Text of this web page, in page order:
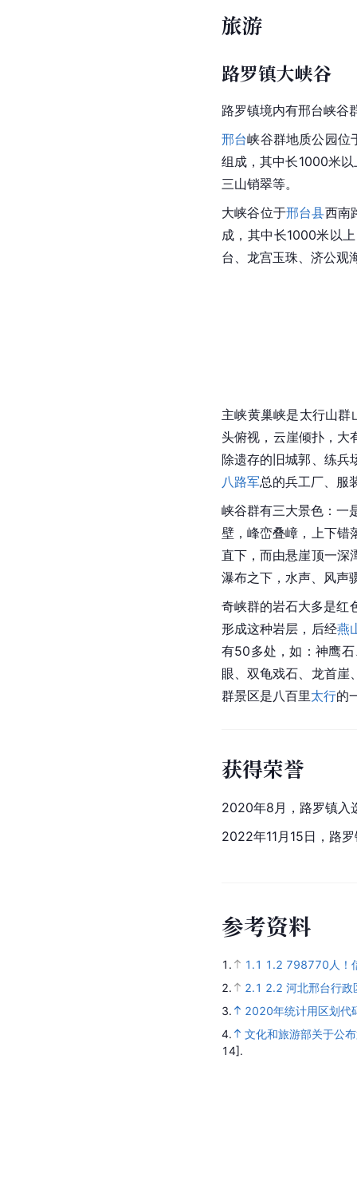
旅游
路罗镇大峡谷
路罗镇境内有邢台峡谷
邢台峡谷群地质公园位
组成，其中长1000米
三山销翠等。
大峡谷位于邢台县西南
成，其中长1000米以
台、龙宫玉珠、济公观
主峡黄巢峡是太行山群
头俯视，云崖倾扑，大
除遗存的旧城郭、练兵
八路军总的兵工厂 、服
峡谷群有三大景色：一
壁，峰峦叠嶂，上下错
直下，而由悬崖顶一深
瀑布之下，水声、风声
奇峡群的岩石大多是红
形成这种岩层，后经燕
有50多处，如：神鹰
眼、双龟戏石、 龙首崖
群景区是八百里太行的
获得荣誉
2020年8月，路罗镇入
2022年11月15日，路
参考资料
1. 1.1 1.2 798770人！
2.
2.1 2.2 河北邢台行政
3.
2020年统计用区划代
4.
文化和旅游部关于公
14].